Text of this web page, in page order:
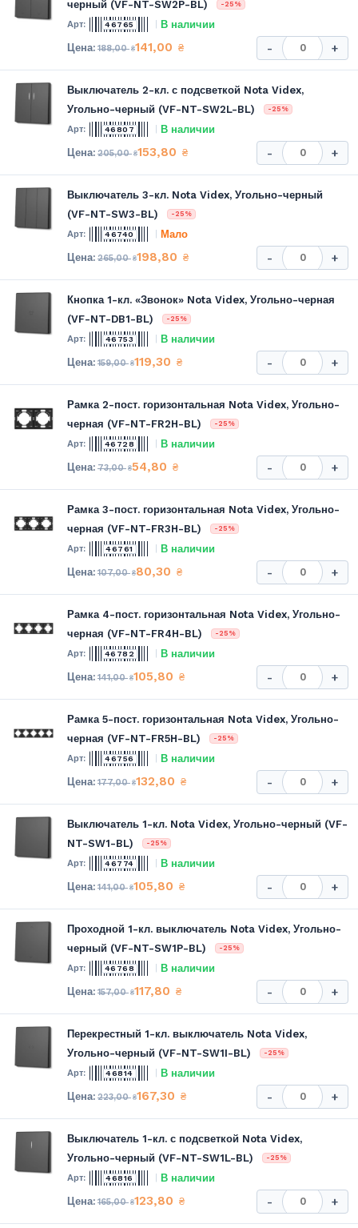
черный (VF-NT-SW2P-BL) -25%
46765 В наличии
188,00₴141,00 ₴ - +
Выключатель 2-кл. с подсветкой Nota Videx,
Угольно-черный (VF-NT-SW2L-BL)
-25%
46807 В наличии
205,00₴153,80 ₴ - +
Выключатель 3-кл. Nota Videx, Угольно-черный
(VF-NT-SW3-BL)
-25%
46740 Мало
265,00₴198,80 ₴ - +
Кнопка 1-кл. «Звонок» Nota Videx, Угольно-черная
(VF-NT-DB1-BL)
-25%
46753 В наличии
159,00₴119,30 ₴ - +
Рамка 2-пост. горизонтальная Nota Videx, Угольно-
черная (VF-NT-FR2H-BL)
-25%
46728 В наличии
73,00₴54,80 ₴ - +
Рамка 3-пост. горизонтальная Nota Videx, Угольно-
черная (VF-NT-FR3H-BL)
-25%
46761 В наличии
107,00₴80,30 ₴ - +
Рамка 4-пост. горизонтальная Nota Videx, Угольно-
черная (VF-NT-FR4H-BL)
-25%
46782 В наличии
141,00₴105,80 ₴ - +
Рамка 5-пост. горизонтальная Nota Videx, Угольно-
черная (VF-NT-FR5H-BL)
-25%
46756 В наличии
177,00₴132,80 ₴ - +
Выключатель 1-кл. Nota Videx, Угольно-черный (VF-
NT-SW1-BL)
-25%
46774 В наличии
141,00₴105,80 ₴ - +
Проходной 1-кл. выключатель Nota Videx, Угольно-
черный (VF-NT-SW1P-BL)
-25%
46768 В наличии
157,00₴117,80 ₴ - +
Перекрестный 1-кл. выключатель Nota Videx,
Угольно-черный (VF-NT-SW1I-BL)
-25%
46814 В наличии
223,00₴167,30 ₴ - +
Выключатель 1-кл. с подсветкой Nota Videx,
Угольно-черный (VF-NT-SW1L-BL)
-25%
46816 В наличии
165,00₴123,80 ₴ - +